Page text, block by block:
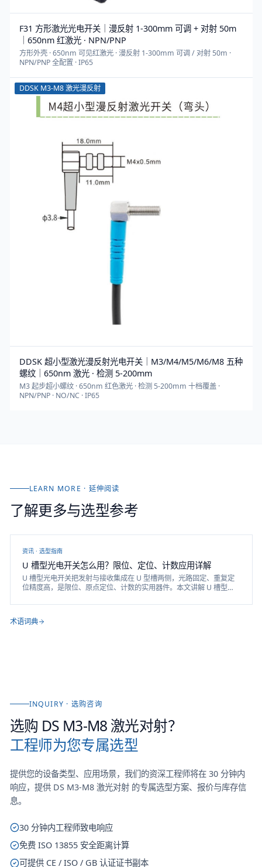
F31 方形激光光电开关｜漫反射 1-300mm 可调 + 对射 50m
｜650nm 红激光 · NPN/PNP
方形外壳 · 650nm 可见红激光 · 漫反射 1-300mm 可调 / 对射 50m ·
NPN/PNP 全配置 · IP65
DDSK M3-M8 激光漫反射
DDSK 超小型激光漫反射光电开关｜M3/M4/M5/M6/M8 五种
螺纹｜650nm 激光 · 检测 5-200mm
M3 起步超小螺纹 · 650nm 红色激光 · 检测 5-200mm 十档覆盖 ·
NPN/PNP · NO/NC · IP65
LEARN MORE · 延伸阅读
了解更多与选型参考
资讯 ·选型指南
U 槽型光电开关怎么用？限位、定位、计数应用详解
U 槽型光电开关把发射与接收集成在 U 型槽两侧，光路固定、重复定
位精度高，是限位、原点定位、计数的实用器件。本文讲解 U 槽型光
术语词典
INQUIRY · 选购咨询
选购 DS M3-M8 激光对射？
工程师为您专属选型
提供您的设备类型、应用场景，我们的资深工程师将在 30 分钟内
响应，提供 DS M3-M8 激光对射的专属选型方案、报价与库存信
息。
30 分钟内工程师致电响应
免费 ISO 13855 安全距离计算
可提供 CE / ISO / GB 认证证书副本